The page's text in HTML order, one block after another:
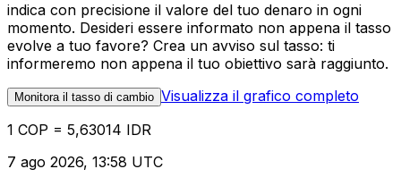
indica con precisione il valore del tuo denaro in ogni
momento. Desideri essere informato non appena il tasso
evolve a tuo favore? Crea un avviso sul tasso: ti
informeremo non appena il tuo obiettivo sarà raggiunto.
Monitora il tasso di cambio Visualizza il grafico completo
1 COP = 5,63014 IDR
7 ago 2026, 13:58 UTC